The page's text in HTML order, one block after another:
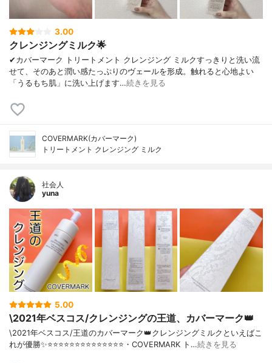
3.00
クレンジングミルク🌟
✔︎カバーマーク トリートメント クレンジング ミルクすっきりと洗い流
せて、そのあと潤い感たっぷりのヴェールを形成。触れると心地よい
「うるもち肌」に洗い上げます…続きを見る
COVERMARK(カバーマーク)
トリートメント クレンジング ミルク
社会人
yuna
5.00
\2021年ベスコス/クレンジングの王道、カバーマーク👑
\2021年ベスコス/王道のカバーマーク👑クレンジングミルクといえばこ
れが優勝✨⭐️⭐️⭐️⭐️⭐️⭐️⭐️⭐️⭐️⭐️⭐️⭐️⭐️⭐️・COVERMARK ト…続きを見る